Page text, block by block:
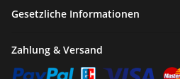
Gesetzliche Informationen
Zahlung & Versand